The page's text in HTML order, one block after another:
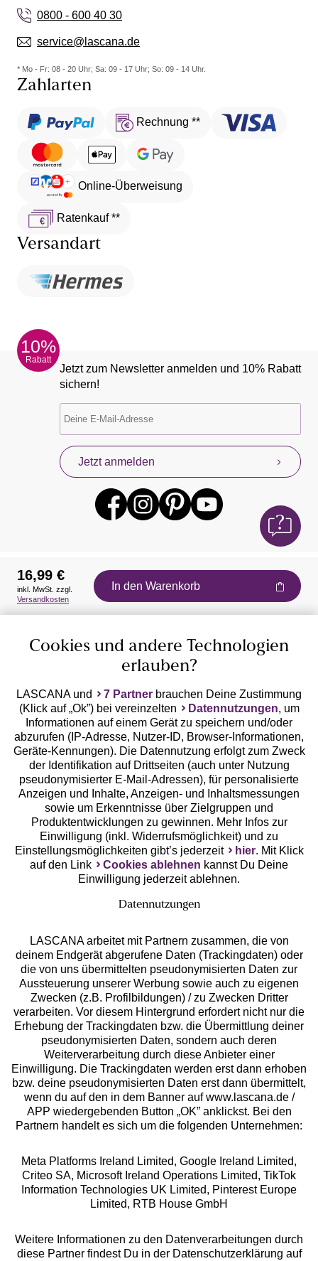
0800 - 600 40 30
service@lascana.de
* Mo - Fr: 08 - 20 Uhr; Sa: 09 - 17 Uhr; So: 09 - 14 Uhr.
Zahlarten
Rechnung **
Online-Überweisung
Ratenkauf **
Versandart
10%
Rabatt
Jetzt zum Newsletter anmelden und 10% Rabatt
sichern!
Jetzt anmelden
Auszeichnungen
Geprüfte Sicherheit
Unsere Apps
Services
Beratung
Über uns
Rechtliches
Alle Preise inkl. MwSt., zzgl.
Versandkosten
** Bonität vorausgesetzt, berechtigt zur Bonitätsprüfung
16,99 €
inkl. MwSt. zzgl.
Versandkosten
In den Warenkorb
Cookies und andere Technologien
erlauben?
LASCANA und 7 Partner brauchen Deine Zustimmung
(Klick auf „Ok”) bei vereinzelten
Datennutzungen, um
Informationen auf einem Gerät zu speichern und/oder
abzurufen (IP-Adresse, Nutzer-ID, Browser-Informationen,
Geräte-Kennungen). Die Datennutzung erfolgt zum Zweck
der Identifikation auf Drittseiten (auch unter Nutzung
pseudonymisierter E-Mail-Adressen), für personalisierte
Anzeigen und Inhalte, Anzeigen- und Inhaltsmessungen
sowie um Erkenntnisse über Zielgruppen und
Produktentwicklungen zu gewinnen. Mehr Infos zur
Einwilligung (inkl. Widerrufsmöglichkeit) und zu
Einstellungsmöglichkeiten gibt’s jederzeit
hier. Mit Klick
auf den Link
Cookies ablehnen kannst Du Deine
Einwilligung jederzeit ablehnen.
Datennutzungen
LASCANA arbeitet mit Partnern zusammen, die von
deinem Endgerät abgerufene Daten (Trackingdaten) oder
die von uns übermittelten pseudonymisierten Daten zur
Aussteuerung unserer Werbung sowie auch zu eigenen
Zwecken (z.B. Profilbildungen) / zu Zwecken Dritter
verarbeiten. Vor diesem Hintergrund erfordert nicht nur die
Erhebung der Trackingdaten bzw. die Übermittlung deiner
pseudonymisierten Daten, sondern auch deren
Weiterverarbeitung durch diese Anbieter einer
Einwilligung. Die Trackingdaten werden erst dann erhoben
bzw. deine pseudonymisierten Daten erst dann übermittelt,
wenn du auf den in dem Banner auf www.lascana.de /
APP wiedergebenden Button „OK” anklickst. Bei den
Partnern handelt es sich um die folgenden Unternehmen:
Meta Platforms Ireland Limited, Google Ireland Limited,
Criteo SA, Microsoft Ireland Operations Limited, TikTok
Information Technologies UK Limited, Pinterest Europe
Limited, RTB House GmbH
Weitere Informationen zu den Datenverarbeitungen durch
diese Partner findest Du in der Datenschutzerklärung auf